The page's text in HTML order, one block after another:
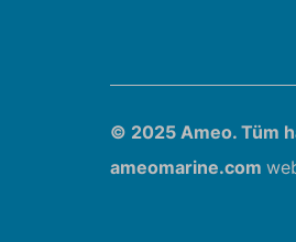
© 2025 Ameo. Tüm
ameomarine.com